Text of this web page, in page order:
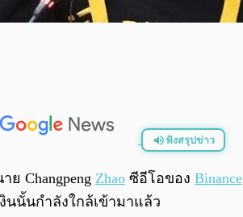
ฟังสรุปข่าว
Changpeng Zhao ซีอีโอของ Binance
นนั้นกำลังใกล้เข้ามาแล้ว